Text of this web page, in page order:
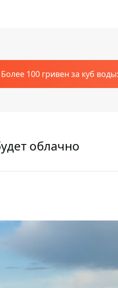
Более 100 гривен за куб
облачно